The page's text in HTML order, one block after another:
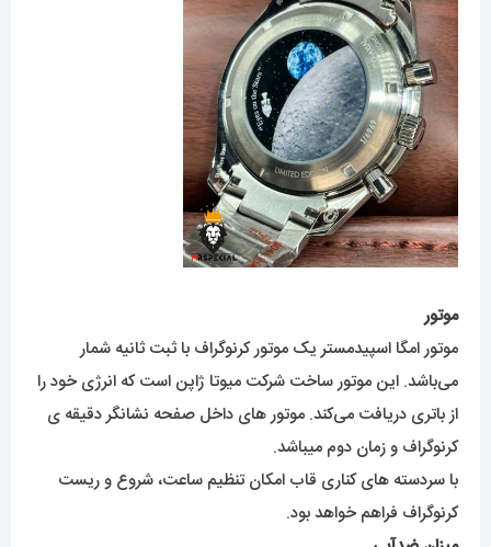
موتور
موتور امگا اسپیدمستر یک موتور کرنوگراف با ثبت ثانیه شمار
می‌باشد. این موتور ساخت شرکت میوتا ژاپن است که انرژی خود را
از باتری دریافت می‌کند. موتور های داخل صفحه نشانگر دقیقه ی
کرنوگراف و زمان دوم میباشد.
با سردسته های کناری قاب امکان تنظیم ساعت، شروع و ریست
کرنوگراف فراهم خواهد بود.